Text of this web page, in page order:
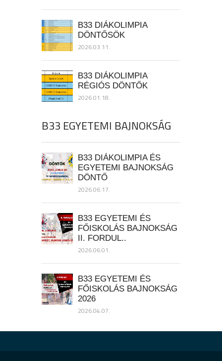
B33 DIÁKOLIMPIA
DÖNTŐSÖK
2026.03.11.
B33 DIÁKOLIMPIA
RÉGIÓS DÖNTŐK
2026.01.18.
B33 EGYETEMI BAJNOKSÁG
B33 DIÁKOLIMPIA ÉS
EGYETEMI BAJNOKSÁG
DÖNTŐ
2026.06.17.
B33 EGYETEMI ÉS
FŐISKOLÁS BAJNOKSÁG
II. FORDUL..
2026.06.01.
B33 EGYETEMI ÉS
FŐISKOLÁS BAJNOKSÁG
2026
2026.04.07.